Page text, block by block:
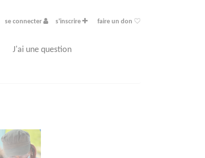
se connecter s'inscrire faire un don
J'ai une question